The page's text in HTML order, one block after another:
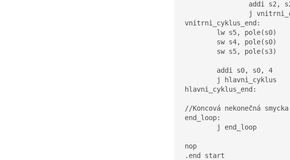
vnitrni_cyklus_end:
hlavni_cyklus_end:
//Koncová nekonečná smycka
end_loop:
nop